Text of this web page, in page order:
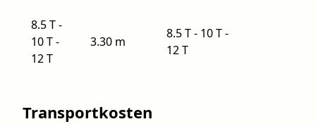
8.5 T -
10 T -
12 T
3.30 m
8.5 T - 10 T -
12 T
Transportkosten